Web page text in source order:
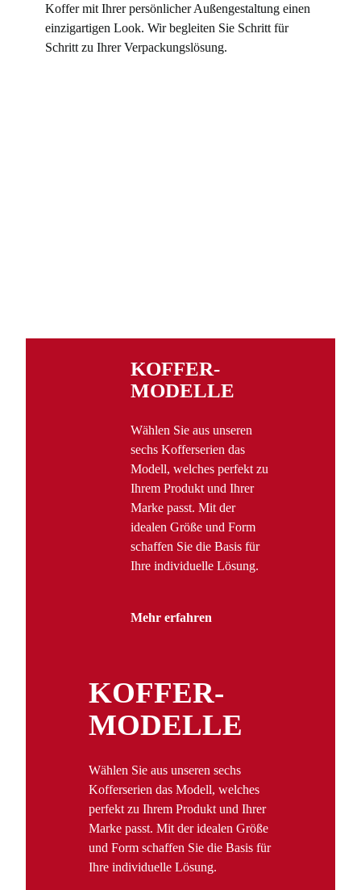
Koffer mit Ihrer persönlicher Außengestaltung einen
einzigartigen Look. Wir begleiten Sie Schritt für
Schritt zu Ihrer Verpackungslösung.
KOFFER­
MODELLE
Wählen Sie aus unseren
sechs Kofferserien das
Modell, welches perfekt zu
Ihrem Produkt und Ihrer
Marke passt. Mit der
idealen Größe und Form
schaffen Sie die Basis für
Ihre individuelle Lösung.
Mehr erfahren
KOFFER­
MODELLE
Wählen Sie aus unseren sechs
Kofferserien das Modell, welches
perfekt zu Ihrem Produkt und Ihrer
Marke passt. Mit der idealen Größe
und Form schaffen Sie die Basis für
Ihre individuelle Lösung.